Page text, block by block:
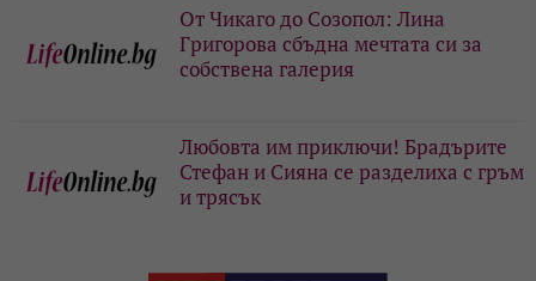
От Чикаго до Созопол: Лина
Григорова сбъдна мечтата си за
собствена галерия
Любовта им приключи! Брадърите
Стефан и Сияна се разделиха с гръм
и трясък